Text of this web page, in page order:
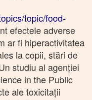
topic/food-
efectele adverse
ar fi hiperactivitatea
la copii, stări de
studiu al agenției
in the Public
ale toxicitații